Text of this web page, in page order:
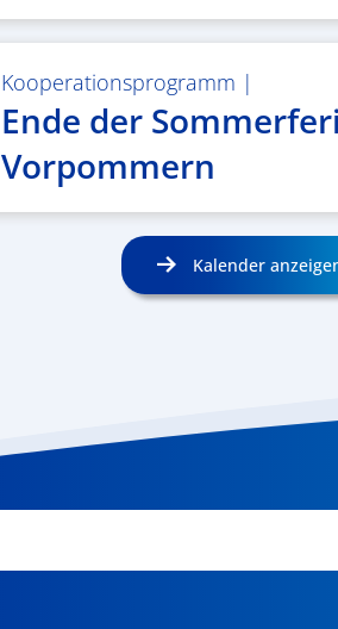
Kooperationsprogramm |
Ende der
Vorpommern
Kalender